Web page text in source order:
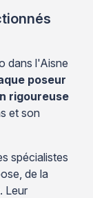
dans l'Aisne
poseur
rigoureuse
et son
spécialistes
de la
Leur